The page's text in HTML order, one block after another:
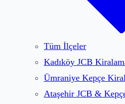
Tüm İlçeler
Kadıköy JCB
Ümraniye Kepçe
Ataşehir JCB &